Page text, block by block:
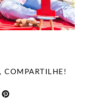
COMPARTILHE!